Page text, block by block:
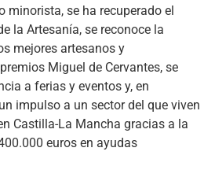
minorista, se ha recuperado el
la Artesanía, se reconoce la
mejores artesanos y
Miguel de Cervantes, se
a ferias y eventos y, en
impulso a un sector del que viven
Castilla-La Mancha gracias a la
euros en ayudas